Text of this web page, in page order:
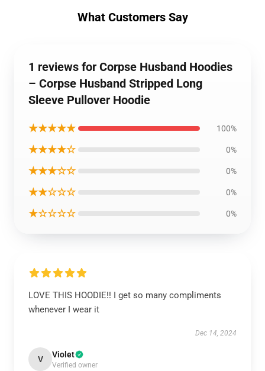
What Customers Say
1 reviews for Corpse Husband Hoodies
– Corpse Husband Stripped Long
Sleeve Pullover Hoodie
★★★★★ 100%
★★★★☆ 0%
★★★☆☆ 0%
★★☆☆☆ 0%
★☆☆☆☆ 0%
LOVE THIS HOODIE!! I get so many compliments
whenever I wear it
Dec 14, 2024
V Violet
Verified owner